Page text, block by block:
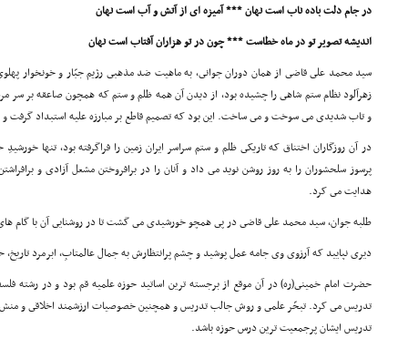
در جام دلت باده ناب است نهان *** آمیزه اى از آتش و آب است نهان
اندیشه تصویر تو در ماه خطاست *** چون در تو هزاران آفتاب است نهان
زهرآلود نظام ستم شاهى را چشیده بود، از دیدن آن همه ظلم و ستم که همچون صاعقه بر سر
و تاب شدیدى مى سوخت و مى ساخت. این بود که تصمیم قاطع بر مبارزه علیه استبداد گرفت
در آن روزگاران اختناق که تاریکى ظلم و ستم سراسر ایران زمین را فراگرفته بود، تنها
پرسوز سلحشوران را به روز روشن نوید مى داد و آنان را در برافروختن مشعل آزادى و
هدایت مى کرد.
طلبه جوان، سید محمد على قاضى در پى همچو خورشیدى مى گشت تا در روشنایى آن با گام
دیرى نپایید که آرزوى وى جامه عمل پوشید و چشم پرانتظارش به جمال عالمتابِ، ابرمرد
حضرت امام خمینى(ره) در آن موقع از برجسته ترین اساتید حوزه علمیه قم بود و در رشته
تدریس مى کرد. تبحّر علمى و روش جالب تدریس و همچنین خصوصیات ارزشمند اخلاقى و منش
تدریس ایشان پرجمعیت ترین درس حوزه باشد.